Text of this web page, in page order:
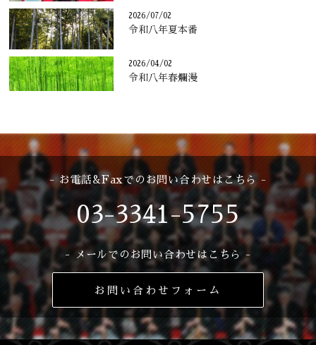
2026/07/02
令和八年夏本番
2026/04/02
令和八年春爛漫
- お電話&Faxでのお問い合わせはこちら -
03-3341-5755
- メールでのお問い合わせはこちら -
お問い合わせフォーム